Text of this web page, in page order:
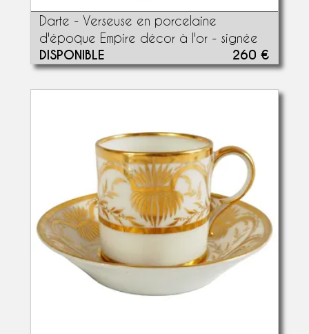
Darte - Verseuse en porcelaine
d'époque Empire décor à l'or - signée
DISPONIBLE 260 €